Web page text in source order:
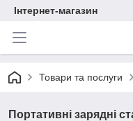
Інтернет-магазин
Товари та послуги
Портативні зарядні